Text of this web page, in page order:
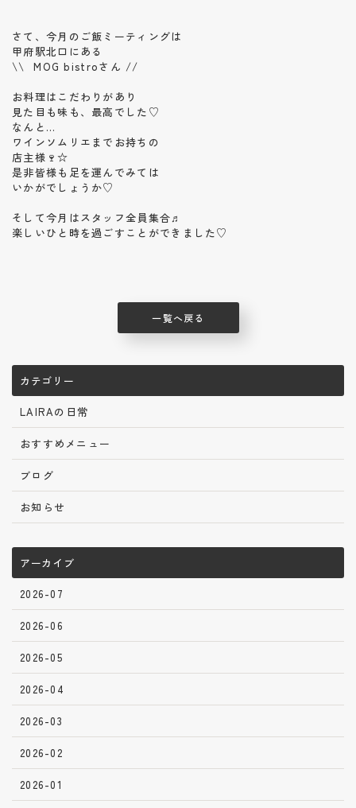
さて、今月のご飯ミーティングは
甲府駅北口にある
\\ MOG bistroさん //
お料理はこだわりがあり
見た目も味も、最高でした♡
なんと…
ワインソムリエまでお持ちの
店主様🍷☆
是非皆様も足を運んでみては
いかがでしょうか♡
そして今月はスタッフ全員集合♬
楽しいひと時を過ごすことができました♡
一覧へ戻る
カテゴリー
LAIRAの日常
おすすめメニュー
ブログ
お知らせ
アーカイブ
2026-07
2026-06
2026-05
2026-04
2026-03
2026-02
2026-01